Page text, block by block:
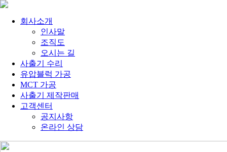
회사소개
인사말
조직도
오시는 길
사출기 수리
유압블럭 가공
MCT 가공
사출기 제작판매
고객센터
공지사항
온라인 상담